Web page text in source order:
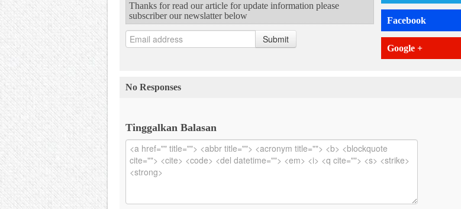
Thanks for read our article for update information please
subscriber our newslatter below
Submit
Facebook
Google +
No Responses
Tinggalkan Balasan